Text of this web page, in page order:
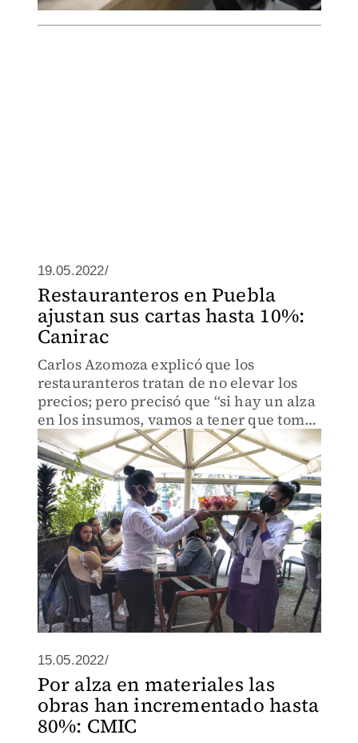
19.05.2022/
Restauranteros en Puebla
ajustan sus cartas hasta 10%:
Canirac
Carlos Azomoza explicó que los
restauranteros tratan de no elevar los
precios; pero precisó que “si hay un alza
en los insumos, vamos a tener que tomar
medidas"
15.05.2022/
Por alza en materiales las
obras han incrementado hasta
80%: CMIC